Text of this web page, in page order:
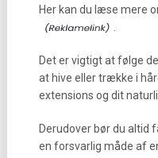
Her kan du læse mere
Det er vigtigt at følge
at hive eller trække i
extensions og dit
Derudover bør du altid
en forsvarlig måde af